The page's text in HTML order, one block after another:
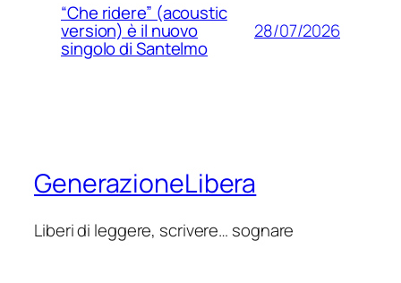
“Che ridere” (acoustic
version) è il nuovo
singolo di Santelmo
28/07/2026
GenerazioneLibera
Liberi di leggere, scrivere… sognare